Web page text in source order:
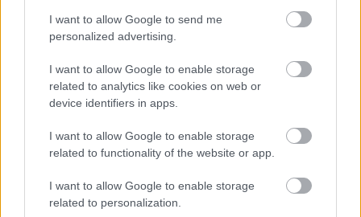
I want to allow Google to send me
personalized advertising.
I want to allow Google to enable storage
related to analytics like cookies on web or
device identifiers in apps.
I want to allow Google to enable storage
related to functionality of the website or app.
I want to allow Google to enable storage
related to personalization.
furcsa konzolkombináció formájában újjáéled
az ünnepi szezonban.
Unmute Loaded:
21.02%
Amint az a fotón is látható, a Neo Geo Gold három
egységből áll - dockoló, joystick és egy Neo Geo X
kézikonzol,amelyre 20 játék előre telepítve van.
A legfrissebb hírek szerint azonban a kézikonzol rész
maga is külön kapható lesz az előre feltöltött 20 játékkal